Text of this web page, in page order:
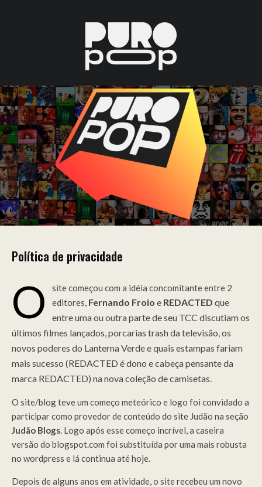
Política de privacidade
O
site começou com a idéia concomitante entre 2
editores, Fernando Froio e REDACTED que
entre uma ou outra parte de seu TCC discutiam os
últimos filmes lançados, porcarias trash da televisão, os
novos poderes do Lanterna Verde e quais estampas fariam
mais sucesso (REDACTED é dono e cabeça pensante da
marca REDACTED) na nova coleção de camisetas.
O site/blog teve um começo meteórico e logo foi convidado a
participar como provedor de conteúdo do site Judão na seção
Judão Blogs. Logo após esse começo incrível, a caseira
versão do blogspot.com foi substituída por uma mais robusta
no wordpress e lá continua até hoje.
Depois de alguns anos em atividade, o site recebeu um novo